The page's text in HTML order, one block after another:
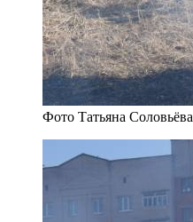
Фото Татьяна Соловьёва